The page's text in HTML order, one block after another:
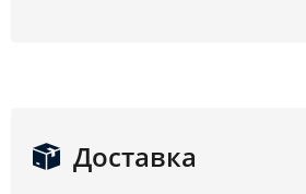
Доставка